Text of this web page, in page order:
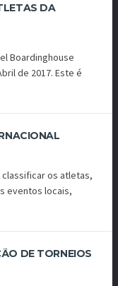
DA
Boardinghouse
de 2017. Este é
classificar os atletas,
eventos locais,
DE TORNEIOS